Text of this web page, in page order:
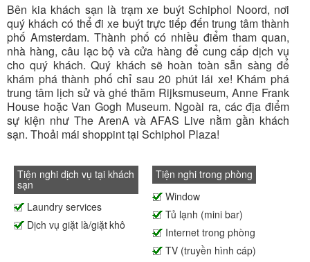
Bên kia khách sạn là trạm xe buýt Schiphol Noord, nơi
quý khách có thể đi xe buýt trực tiếp đến trung tâm thành
phố Amsterdam. Thành phố có nhiều điểm tham quan,
nhà hàng, câu lạc bộ và cửa hàng để cung cấp dịch vụ
cho quý khách. Quý khách sẽ hoàn toàn sẵn sàng để
khám phá thành phố chỉ sau 20 phút lái xe! Khám phá
trung tâm lịch sử và ghé thăm Rijksmuseum, Anne Frank
House hoặc Van Gogh Museum. Ngoài ra, các địa điểm
sự kiện như The ArenA và AFAS Live nằm gần khách
sạn. Thoải mái shoppint tại Schiphol Plaza!
Tiện nghi dịch vụ tại khách
sạn
Laundry services
Dịch vụ giặt là/giặt khô
Tiện nghi trong phòng
Window
Tủ lạnh (mini bar)
Internet trong phòng
TV (truyền hình cáp)